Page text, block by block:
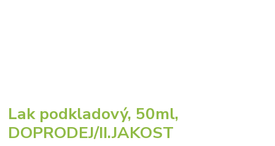
Lak podkladový, 50ml,
DOPRODEJ/II.JAKOST